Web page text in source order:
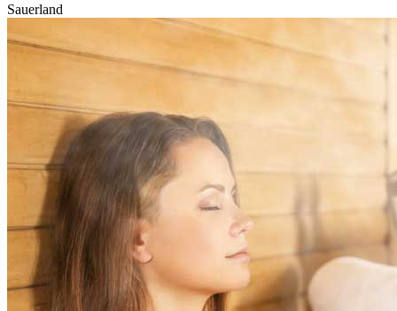
Sauerland